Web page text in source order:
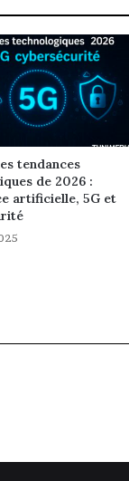
tendances
de 2026 :
artificielle, 5G et